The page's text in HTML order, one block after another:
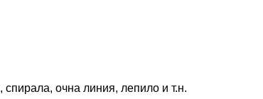
спирала, очна линия, лепило и т.н.